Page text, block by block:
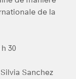
de la
30
Sanchez